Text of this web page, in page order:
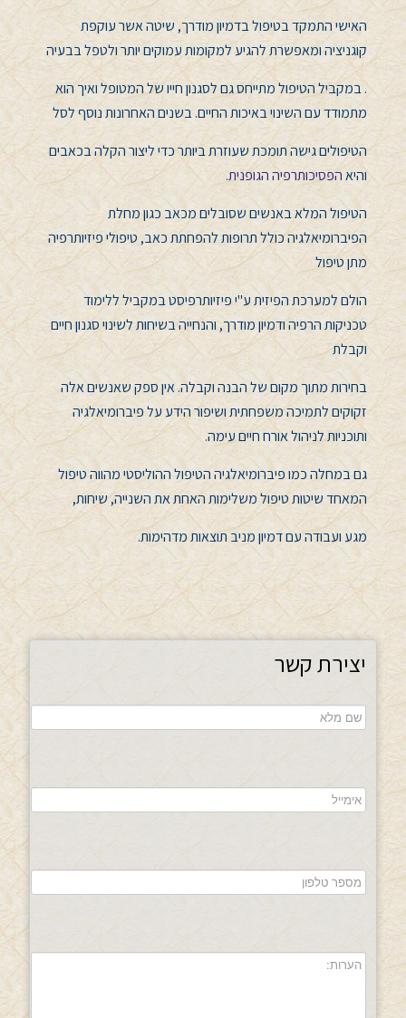
האישי התמקד בטיפול בדמיון מודרך, שיטה אשר עוקפת
קוגניציה ומאפשרת להגיע למקומות עמוקים יותר ולטפל בבעיה
. במקביל הטיפול מתייחס גם לסגנון חייו של המטופל ואיך הוא
מתמודד עם השינוי באיכות החיים. בשנים האחרונות נוסף לסל
הטיפולים גישה תומכת שעוזרת ביותר כדי ליצור הקלה בכאבים
והיאהפסיכותרפיה הגופנית.
הטיפול המלא באנשים שסובלים מכאב כגון מחלת
הפיברומיאלגיה כולל תרופות להפחתת כאב, טיפולי פיזיותרפיה
מתן טיפול
הולם למערכת הפיזית ע"י פיזיותרפיסט במקביל ללימוד
טכניקות הרפיה ודמיון מודרך, והנחייה בשיחות לשינוי סגנון חיים
וקבלת
בחירות מתוך מקום של הבנה וקבלה. אין ספק שאנשים אלה
זקוקים לתמיכה משפחתיתושיפור הידע על פיברומיאלגיה
ותוכניות לניהול אורח חיים עימה.
גם במחלה כמו פיברומיאלגיההטיפול ההוליסטימהווה טיפול
המאחד שיטות טיפול משלימות האחת את השנייה, שיחות,
מגע ועבודה עם דמיון מניב תוצאות מדהימות.
יצירת קשר